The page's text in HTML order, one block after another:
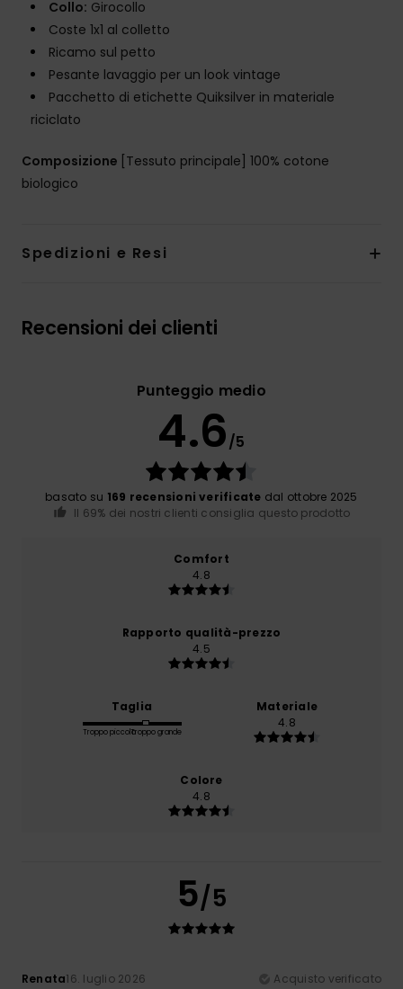
Collo: Girocollo
Coste 1x1 al colletto
Ricamo sul petto
Pesante lavaggio per un look vintage
Pacchetto di etichette Quiksilver in materiale
riciclato
Composizione [Tessuto principale] 100% cotone
biologico
Spedizioni e Resi
Recensioni dei clienti
Punteggio medio
4.6/5
basato su 169 recensioni verificate dal ottobre 2025
Il 69% dei nostri clienti consiglia questo prodotto
Comfort
4.8
Rapporto qualità-prezzo
4.5
Taglia
Troppo piccoloTroppo grande
Materiale
4.8
Colore
4.8
5/5
Renata16. luglio 2026
Acquisto verificato